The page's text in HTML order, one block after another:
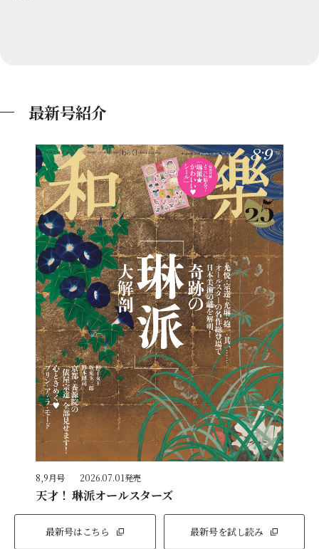
最新号紹介
8,9月号 2026.07.01発売
天才！ 琳派オールスターズ
最新号はこちら 最新号を試し読み